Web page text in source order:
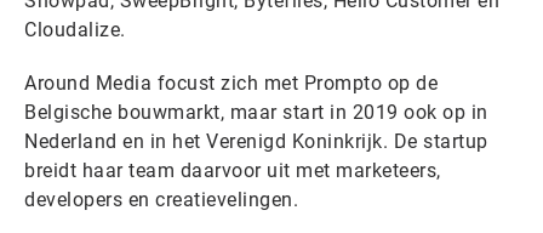
Cloudalize.
Around Media focust zich met Prompto op de
Belgische bouwmarkt, maar start in 2019 ook op in
Nederland en in het Verenigd Koninkrijk. De startup
breidt haar team daarvoor uit met marketeers,
developers en creatievelingen.